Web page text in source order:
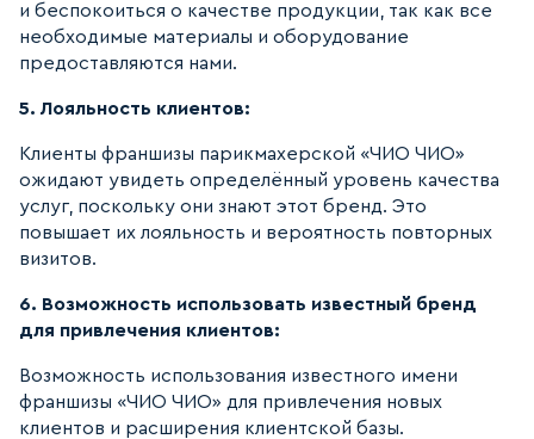
и беспокоиться о качестве продукции, так как все
необходимые материалы и оборудование
предоставляются нами.
5. Лояльность клиентов:
Клиенты франшизы парикмахерской «ЧИО ЧИО»
ожидают увидеть определённый уровень качества
услуг, поскольку они знают этот бренд. Это
повышает их лояльность и вероятность повторных
визитов.
6. Возможность использовать известный бренд
для привлечения клиентов:
Возможность использования известного имени
франшизы «ЧИО ЧИО» для привлечения новых
клиентов и расширения клиентской базы.